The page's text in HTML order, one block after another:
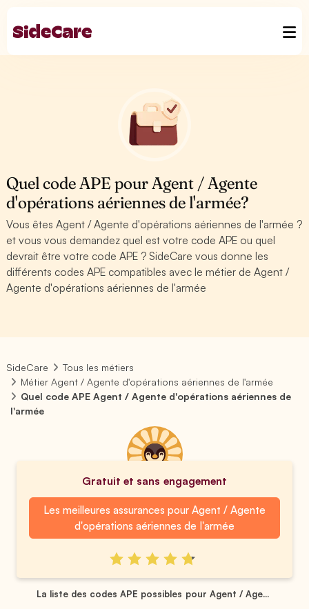
Quel code APE pour Agent / Agente
d'opérations aériennes de l'armée?
Vous êtes Agent / Agente d'opérations aériennes de l'armée ?
et vous vous demandez quel est votre code APE ou quel
devrait être votre code APE ? SideCare vous donne les
différents codes APE compatibles avec le métier de Agent /
Agente d'opérations aériennes de l'armée
SideCare
Tous les métiers
Métier Agent / Agente d'opérations aériennes de l'armée
Quel code APE Agent / Agente d'opérations aériennes de
l'armée
Gratuit et sans engagement
Les meilleures assurances pour Agent / Agente
d'opérations aériennes de l'armée
La liste des codes APE possibles pour Agent / Age...